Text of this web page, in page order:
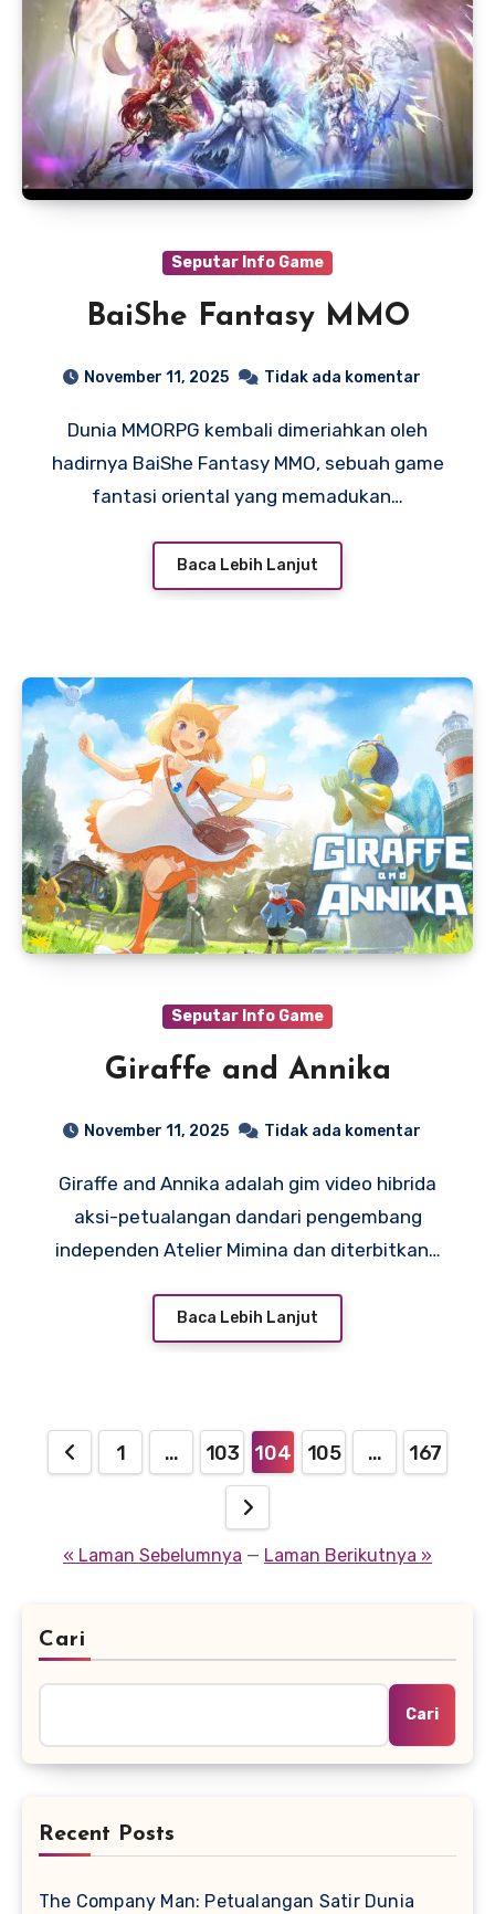
Seputar Info Game
BaiShe Fantasy MMO
November 11, 2025 Tidak ada komentar
Dunia MMORPG kembali dimeriahkan oleh
hadirnya BaiShe Fantasy MMO, sebuah game
fantasi oriental yang memadukan…
Baca Lebih Lanjut
Seputar Info Game
Giraffe and Annika
November 11, 2025 Tidak ada komentar
Giraffe and Annika adalah gim video hibrida
aksi-petualangan dandari pengembang
independen Atelier Mimina dan diterbitkan…
Baca Lebih Lanjut
Paginasi
1 … 103 104 105 … 167
« Laman Sebelumnya — Laman Berikutnya »
Cari
Cari
Recent Posts
The Company Man: Petualangan Satir Dunia